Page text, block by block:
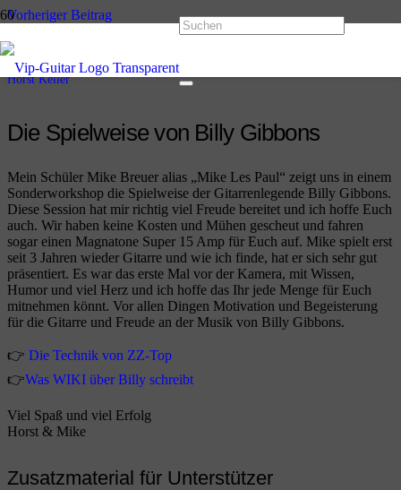
Vorheriger Beitrag
Die Spielweise von Robben Ford – mit Sebastian Minet
vor 4 Jahren
Horst Keller
Die Spielweise von Billy Gibbons
Mein Schüler Mike Breuer alias „Mike Les Paul“ zeigt uns in einem
Sonderworkshop die Spielweise der Gitarrenlegende Billy Gibbons.
Diese Session hat mir richtig viel Freude bereitet und ich hoffe Euch
auch. Wir haben keine Kosten und Mühen gescheut und fahren
sogar einen Magnatone Super 15 Amp für Euch auf. Mike spielt erst
seit 3 Jahren wieder Gitarre und wie ich finde, hat er sich sehr gut
präsentiert. Es war das erste Mal vor der Kamera, mit Wissen,
Humor und viel Herz und ich hoffe das Ihr jede Menge für Euch
mitnehmen könnt. Vor allen Dingen Motivation und Begeisterung
für die Gitarre und Freude an der Musik von Billy Gibbons.
👉 Die Technik von ZZ-Top
👉Was WIKI über Billy schreibt
Viel Spaß und viel Erfolg
Horst & Mike
Zusatzmaterial für Unterstützer